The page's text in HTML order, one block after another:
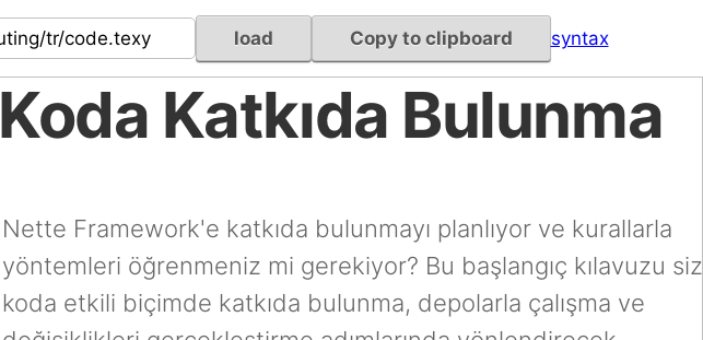
load Copy to clipboard syntax
Koda Katkıda Bulunma
Nette Framework'e katkıda bulunmayı planlıyor ve kurallarla
yöntemleri öğrenmeniz mi gerekiyor? Bu başlangıç kılavuzu
koda etkili biçimde katkıda bulunma, depolarla çalışma ve